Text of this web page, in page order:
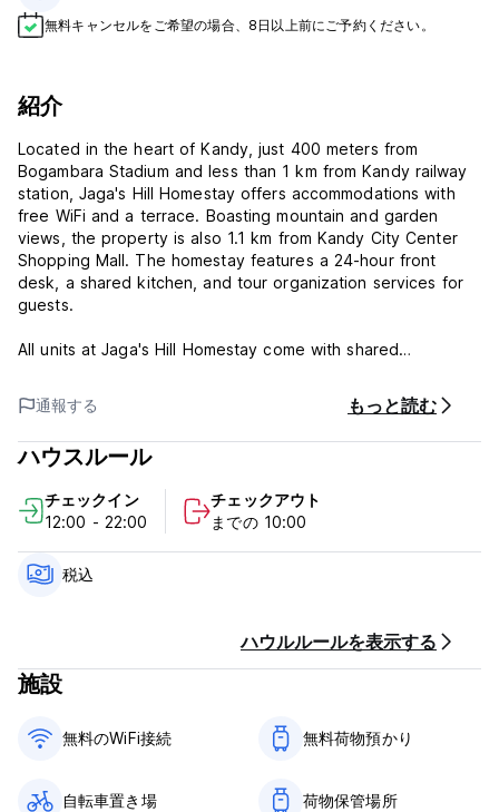
無料キャンセルをご希望の場合、8日以上前にご予約ください。
紹介
Located in the heart of Kandy, just 400 meters from
Bogambara Stadium and less than 1 km from Kandy railway
station, Jaga's Hill Homestay offers accommodations with
free WiFi and a terrace. Boasting mountain and garden
views, the property is also 1.1 km from Kandy City Center
Shopping Mall. The homestay features a 24-hour front
desk, a shared kitchen, and tour organization services for
guests.
All units at Jaga's Hill Homestay come with shared
Guests can unwind in the garden or the shared lounge
area.
Museum, and Royal Palace Park. The nearest airport is
Victoria Reservoir Kandy Seaplane Base Airport, located 23
km from Jaga's Hill Homestay.
通報する もっと読む
ハウスルール
チェックイン
12:00 - 22:00
チェックアウト
までの 10:00
税込
ハウルルールを表示する
施設
無料のWiFi接続 無料荷物預かり
自転車置き場 荷物保管場所